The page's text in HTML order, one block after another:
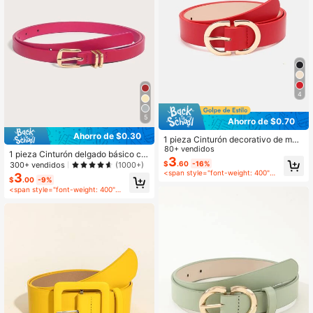
5
Ahorro de $0.30
1 pieza Cinturón delgado básico co
n hebilla para mujer, adecuado para
combinar con vestidos
300+ vendidos (1000+)
$3.00 -9%
<span style="font-weight: 400">después del cupón</span>
4
Ahorro de $0.70
1 pieza Cinturón decorativo de mod
a para mujer con hebilla dorada y m
ulticolor de PU, adecuado para uso
diario
80+ vendidos
$3.60 -16%
<span style="font-weight: 400">después del cupón</span>